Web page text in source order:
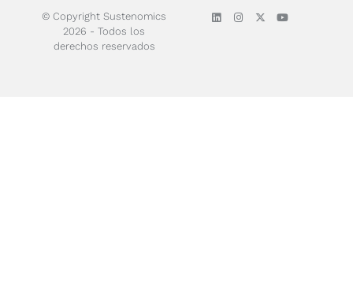
© Copyright Sustenomics
2026 - Todos los
derechos reservados